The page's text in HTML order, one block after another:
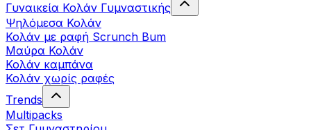
Γυναικεία Κολάν Γυμναστικής
Ψηλόμεσα Κολάν
Κολάν με ραφή Scrunch Bum
Μαύρα Κολάν
Κολάν καμπάνα
Κολάν χωρίς ραφές
Trends
Multipacks